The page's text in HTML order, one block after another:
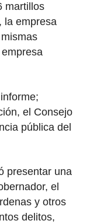
martillos
la empresa
el Consejo
pública del
presentar una
el
y otros
delitos,